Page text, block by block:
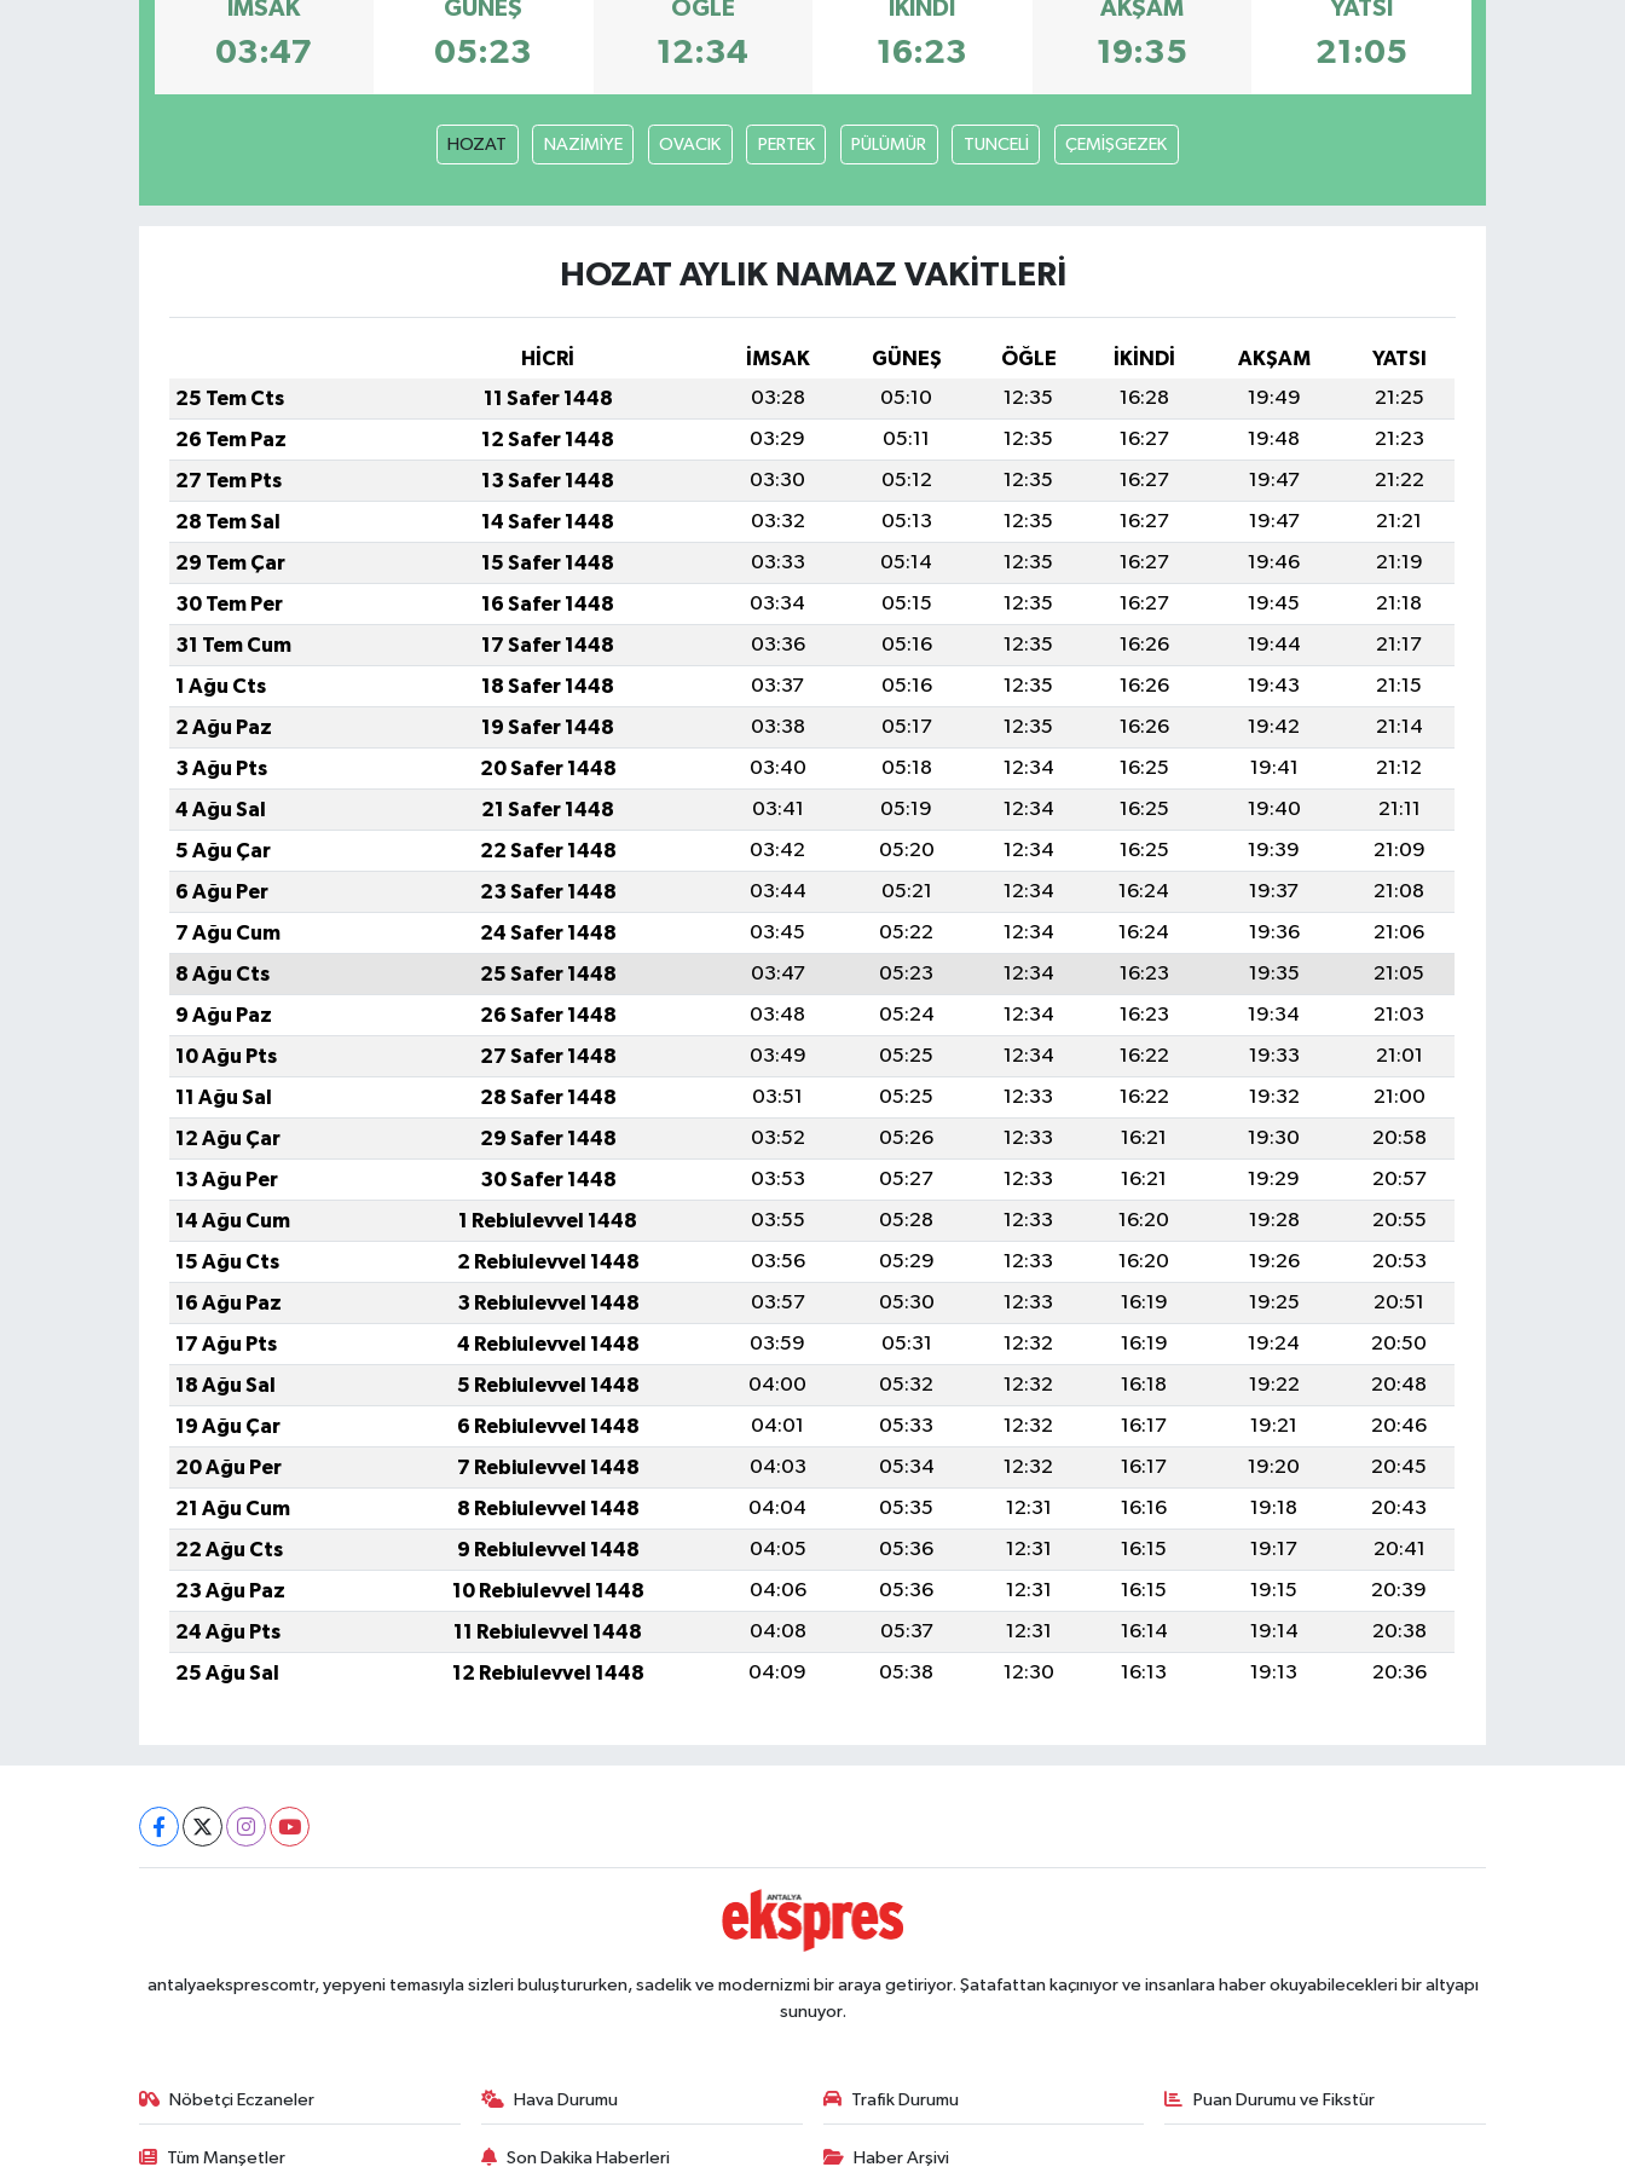
İMSAK
03:47
GÜNEŞ
05:23
ÖĞLE
12:34
İKINDI
16:23
AKŞAM
19:35
YATSI
21:05
HOZAT NAZİMİYE OVACIK PERTEK PÜLÜMÜR TUNCELİ ÇEMİŞGEZEK
HOZAT AYLIK NAMAZ VAKITLERI
HİCRİ İMSAK GÜNEŞ ÖĞLE İKINDI AKŞAM
YATSI
25 Tem Cts
11 Safer 1448 03:28 05:10 12:35 16:28 19:49
21:25
26 Tem Paz
12 Safer 1448 03:29 05:11 12:35 16:27 19:48
21:23
27 Tem Pts
13 Safer 1448 03:30 05:12 12:35 16:27 19:47
21:22
28 Tem Sal
14 Safer 1448 03:32 05:13 12:35 16:27 19:47
21:21
29 Tem Çar
15 Safer 1448 03:33 05:14 12:35 16:27 19:46
21:19
30 Tem Per
16 Safer 1448 03:34 05:15 12:35 16:27 19:45
21:18
31 Tem Cum
17 Safer 1448 03:36 05:16 12:35 16:26 19:44
21:17
1 Ağu Cts
18 Safer 1448 03:37 05:16 12:35 16:26 19:43
21:15
2 Ağu Paz
19 Safer 1448 03:38 05:17 12:35 16:26 19:42
21:14
3 Ağu Pts
20 Safer 1448 03:40 05:18 12:34 16:25 19:41
21:12
4 Ağu Sal
21 Safer 1448 03:41 05:19 12:34 16:25 19:40
21:11
5 Ağu Çar
22 Safer 1448 03:42 05:20 12:34 16:25 19:39
21:09
6 Ağu Per
23 Safer 1448 03:44 05:21 12:34 16:24 19:37
21:08
7 Ağu Cum
24 Safer 1448 03:45 05:22 12:34 16:24 19:36
21:06
8 Ağu Cts
25 Safer 1448 03:47 05:23 12:34 16:23 19:35
21:05
9 Ağu Paz
26 Safer 1448 03:48 05:24 12:34 16:23 19:34
21:03
10 Ağu Pts
27 Safer 1448 03:49 05:25 12:34 16:22 19:33
21:01
11 Ağu Sal
28 Safer 1448 03:51 05:25 12:33 16:22 19:32
21:00
12 Ağu Çar
29 Safer 1448 03:52 05:26 12:33 16:21 19:30
20:58
13 Ağu Per
30 Safer 1448 03:53 05:27 12:33 16:21 19:29
20:57
14 Ağu Cum
1 Rebiulevvel 1448 03:55 05:28 12:33 16:20 19:28
20:55
15 Ağu Cts
2 Rebiulevvel 1448 03:56 05:29 12:33 16:20 19:26
20:53
16 Ağu Paz
3 Rebiulevvel 1448 03:57 05:30 12:33 16:19 19:25
20:51
17 Ağu Pts
4 Rebiulevvel 1448 03:59 05:31 12:32 16:19 19:24
20:50
18 Ağu Sal
5 Rebiulevvel 1448 04:00 05:32 12:32 16:18 19:22
20:48
19 Ağu Çar
6 Rebiulevvel 1448 04:01 05:33 12:32 16:17 19:21
20:46
20 Ağu Per
7 Rebiulevvel 1448 04:03 05:34 12:32 16:17 19:20
20:45
21 Ağu Cum
8 Rebiulevvel 1448 04:04 05:35 12:31 16:16 19:18
20:43
22 Ağu Cts
9 Rebiulevvel 1448 04:05 05:36 12:31 16:15 19:17
20:41
23 Ağu Paz
10 Rebiulevvel 1448 04:06 05:36 12:31 16:15 19:15
20:39
24 Ağu Pts
11 Rebiulevvel 1448 04:08 05:37 12:31 16:14 19:14
20:38
25 Ağu Sal
12 Rebiulevvel 1448 04:09 05:38 12:30 16:13 19:13 20:36
antalyaeksprescomtr, yepyeni temasıyla sizleri buluştururken, sadelik ve modernizmi bir araya getiriyor. Şatafattan kaçınıyor ve insanlara haber okuyabilecekleri bir altyapı
sunuyor.
Nöbetçi Eczaneler Hava Durumu Trafik Durumu Puan Durumu ve Fikstür
Tüm Manşetler Son Dakika Haberleri Haber Arşivi